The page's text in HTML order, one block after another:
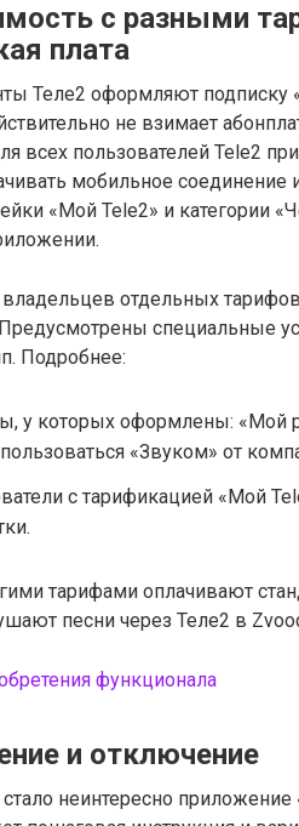
с разными
плата
Теле2 оформляют подписку
не взимает
всех пользователей Tele2
мобильное соединение
«Мой Tele2» и категории
отдельных
специальные
Подробнее:
у которых оформлены: «Мой
«Звуком» от
с тарификацией «Мой
тарифами оплачивают
песни через Теле2 в
и отключение
неинтересно